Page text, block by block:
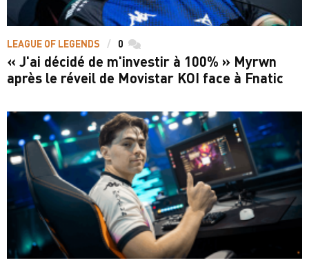
LEAGUE OF LEGENDS 0 commentaires
« J'ai décidé de m'investir à 100% » Myrwn
après le réveil de Movistar KOI face à Fnatic